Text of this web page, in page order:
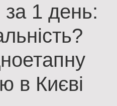
за 1 день:
в Києві